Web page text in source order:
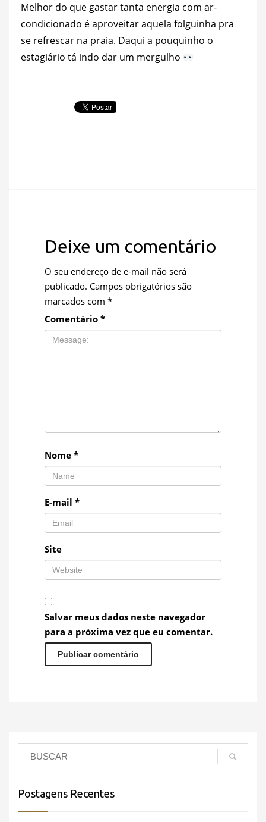
Melhor do que gastar tanta energia com ar-
condicionado é aproveitar aquela folguinha pra
se refrescar na praia. Daqui a pouquinho o
estagiário tá indo dar um mergulho
Deixe um comentário
O seu endereço de e-mail não será
publicado. Campos obrigatórios são
marcados com *
Comentário *
Nome *
E-mail *
Site
Salvar meus dados neste navegador
para a próxima vez que eu comentar.
Postagens Recentes